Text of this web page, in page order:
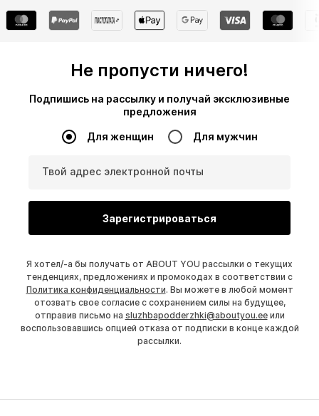
Не пропусти ничего!
Подпишись на рассылку и получай эксклюзивные
предложения
Для женщин Для мужчин
Твой адрес электронной почты
Зарегистрироваться
Я хотел/-а бы получать от ABOUT YOU рассылки о текущих
тенденциях, предложениях и промокодах в соответствии с
Политика конфиденциальности. Вы можете в любой момент
отозвать свое согласие с сохранением силы на будущее,
отправив письмо на sluzhbapodderzhki@aboutyou.eeили
воспользовавшись опцией отказа от подписки в конце каждой
рассылки.